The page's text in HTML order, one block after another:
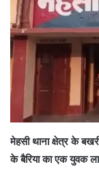
मेहसी थाना क्षेत्र के
के बैरिया का एक युवक